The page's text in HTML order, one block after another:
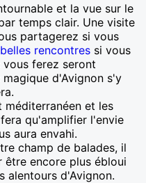
et la vue sur le
temps clair. Une visite
partagerez si vous
belles rencontressi vous
ferez seront
d'Avignon s'y
et les
qu'amplifier l'envie
aura envahi.
champ de balades, il
encore plus ébloui
alentours d'Avignon.